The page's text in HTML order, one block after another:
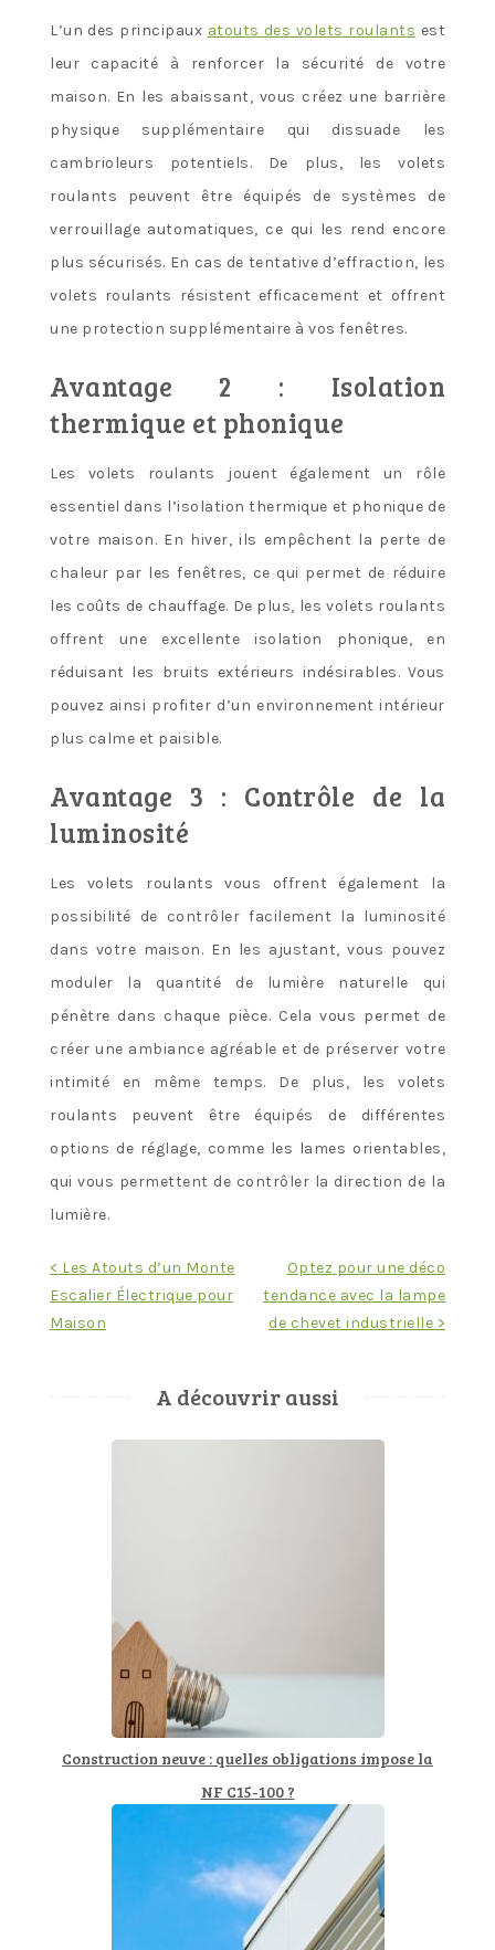
L’un des principaux atouts des volets roulants est
leur capacité à renforcer la sécurité de votre
maison. En les abaissant, vous créez une barrière
physique supplémentaire qui dissuade les
cambrioleurs potentiels. De plus, les volets
roulants peuvent être équipés de systèmes de
verrouillage automatiques, ce qui les rend encore
plus sécurisés. En cas de tentative d’effraction, les
volets roulants résistent efficacement et offrent
une protection supplémentaire à vos fenêtres.
Avantage 2 : Isolation
thermique et phonique
Les volets roulants jouent également un rôle
essentiel dans l’isolation thermique et phonique de
votre maison. En hiver, ils empêchent la perte de
chaleur par les fenêtres, ce qui permet de réduire
les coûts de chauffage. De plus, les volets roulants
offrent une excellente isolation phonique, en
réduisant les bruits extérieurs indésirables. Vous
pouvez ainsi profiter d’un environnement intérieur
plus calme et paisible.
Avantage 3 : Contrôle de la
luminosité
Les volets roulants vous offrent également la
possibilité de contrôler facilement la luminosité
dans votre maison. En les ajustant, vous pouvez
moduler la quantité de lumière naturelle qui
pénètre dans chaque pièce. Cela vous permet de
créer une ambiance agréable et de préserver votre
intimité en même temps. De plus, les volets
roulants peuvent être équipés de différentes
options de réglage, comme les lames orientables,
qui vous permettent de contrôler la direction de la
lumière.
Navigation
< Les Atouts d’un Monte
Escalier Électrique pour
Maison
Optez pour une déco
tendance avec la lampe
de chevet industrielle >
A découvrir aussi
Construction neuve : quelles obligations impose la
NF C15-100 ?